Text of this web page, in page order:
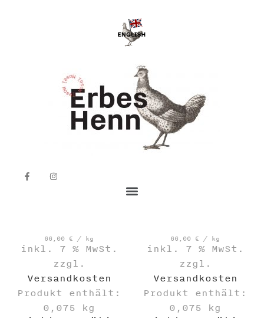
66,00 € / kg
inkl. 7 % MwSt.
zzgl.
Versandkosten
Produkt enthält:
0,075 kg
66,00 € / kg
inkl. 7 % MwSt.
zzgl.
Versandkosten
Produkt enthält:
0,075 kg